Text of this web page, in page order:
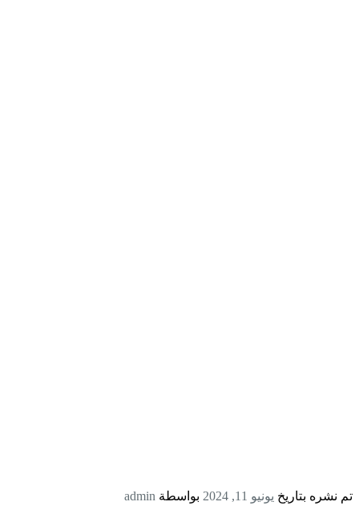
تم نشره بتاريخ يونيو 11, 2024 بواسطة admin